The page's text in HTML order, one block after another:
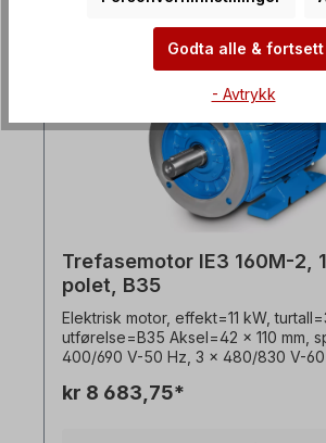
kjøling=aksialvifte (plast),
(hvis tilgjengelig). Motorlagrene er
clutchdrift. For remdrift anbefaler vi
sylindriske rullelagre
bruk med frekvensomformere og
rotasjonsretninger. I henhold til VDE
364 må alt arbeid på den elektriske
kun utføres av kvalifisert personell.
modifikasjoner eller
send oss en forespørsel. Alle
uforpliktende eksempler! Med
tekniske endringer.
Trefasemotor IE3 160M-2,
polet, B35
Elektrisk motor, effekt=11 kW,
utførelse=B35 Aksel=42 x 110 mm,
400/690 V-50 Hz, 3 x 480/830 V-
Effektivitetsklasse=IE3,
kr 8 683,75*
Godta alle & fortsett
- Avtrykk